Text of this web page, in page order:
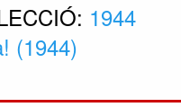
1944
(1944)